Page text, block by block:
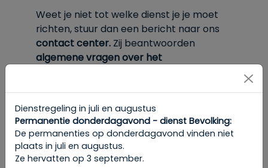
Weet je niet tot welke dienst je je moet
richten, stuur dan een bericht naar ons
contact center. Zij beantwoorden
algemene vragen over het
Om een afspraak te maken, raadpleeg
de gewenste rubriek in de
administratieve stappen.
Dienstregeling in juli en augustus
Permanentie donderdagavond - dienst Bevolking:
De permanenties op donderdagavond vinden niet
plaats in juli en augustus.
Ze hervatten op 3 september.